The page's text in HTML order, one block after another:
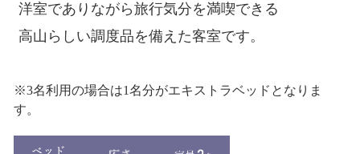
洋室でありながら旅行気分を満喫できる
高山らしい調度品を備えた客室です。
※3名利用の場合は1名分がエキストラベッドとなりま
す。